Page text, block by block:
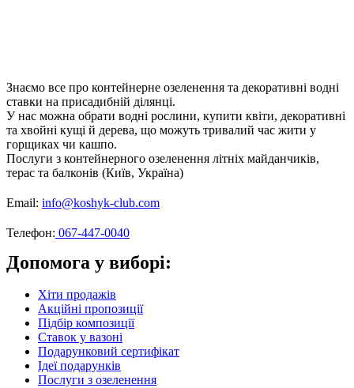
Знаємо все про контейнерне озеленення та декоративні водні
ставки на присадибній ділянці.
У нас можна обрати водні рослини, купити квіти, декоративні
та хвойні кущі й дерева, що можуть тривалий час жити у
горщиках чи кашпо.
Послуги з контейнерного озеленення літніх майданчиків,
терас та балконів (Київ, Україна)
Email: info@koshyk-club.com
Телефон: 067-447-0040
Допомога у виборі:
Хіти продажів
Акційні пропозиції
Підбір композиції
Ставок у вазоні
Подарунковий сертифікат
Ідеї подарунків
Послуги з озеленення